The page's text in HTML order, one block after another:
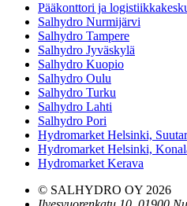
Pääkonttori ja
Salhydro Nurmijärvi
Salhydro Tampere
Salhydro Jyväskylä
Salhydro Kuopio
Salhydro Oulu
Salhydro Turku
Salhydro Lahti
Salhydro Pori
Hydromarket Helsinki,
Hydromarket Helsinki,
Hydromarket Kerava
© SALHYDRO OY 2026